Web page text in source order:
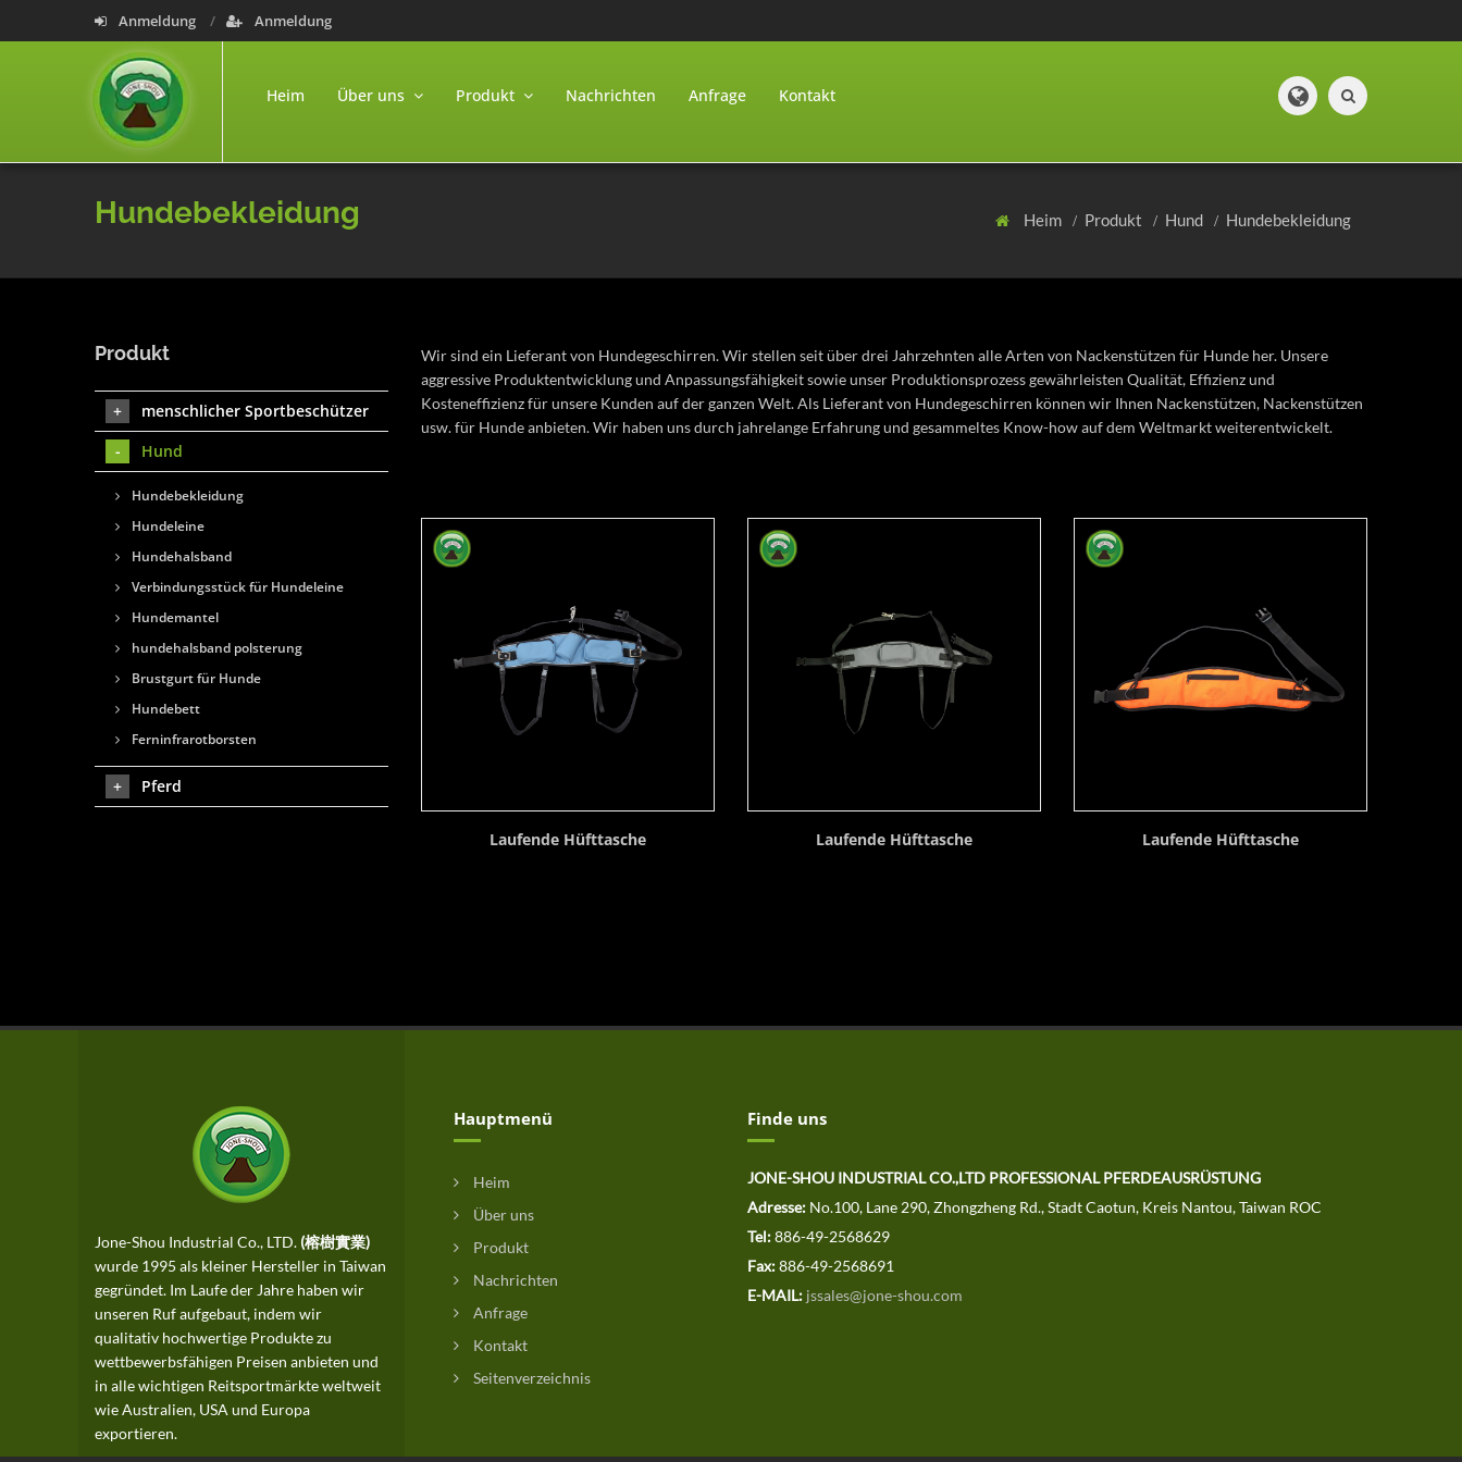
Anmeldung Anmeldung
Heim Über uns Produkt Nachrichten Anfrage Kontakt
Hundebekleidung Heim Produkt Hund Hundebekleidung
Wir sind ein Lieferant von Hundegeschirren. Wir stellen seit über drei Jahrzehnten alle Arten von Nackenstützen für Hunde her. Unsere
aggressive Produktentwicklung und Anpassungsfähigkeit sowie unser Produktionsprozess gewährleisten Qualität, Effizienz und
Kosteneffizienz für unsere Kunden auf der ganzen Welt. Als Lieferant von Hundegeschirren können wir Ihnen Nackenstützen, Nackenstützen
usw. für Hunde anbieten.Wir haben uns durch jahrelange Erfahrung und gesammeltes Know-how auf dem Weltmarkt weiterentwickelt.
Laufende Hüfttasche Laufende Hüfttasche Laufende Hüfttasche
Produkt
menschlicher Sportbeschützer
Hund
Hundebekleidung
Hundeleine
Hundehalsband
Verbindungsstück für Hundeleine
Hundemantel
hundehalsband polsterung
Brustgurt für Hunde
Hundebett
Ferninfrarotborsten
Pferd
Jone-Shou Industrial Co., LTD. (榕樹實業)
wurde 1995 als kleiner Hersteller in Taiwan
gegründet. Im Laufe der Jahre haben wir
unseren Ruf aufgebaut, indem wir
qualitativ hochwertige Produkte zu
wettbewerbsfähigen Preisen anbieten und
in alle wichtigen Reitsportmärkte weltweit
wie Australien, USA und Europa
exportieren.
Hauptmenü
Heim
Über uns
Produkt
Nachrichten
Anfrage
Kontakt
Seitenverzeichnis
Finde uns
JONE-SHOU INDUSTRIAL CO.,LTD PROFESSIONAL PFERDEAUSRÜSTUNG
Adresse: No.100, Lane 290, Zhongzheng Rd., Stadt Caotun, Kreis Nantou, Taiwan ROC
Tel:886-49-2568629
Fax:886-49-2568691
E-MAIL: jssales@jone-shou.com